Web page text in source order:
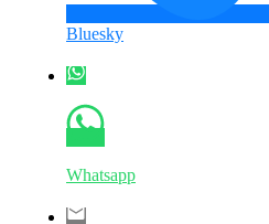
Bluesky
Whatsapp